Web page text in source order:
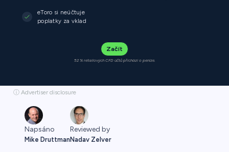
eToro si neúčtuje
poplatky za vklad
Začít
52 % retailových CFD účtů přichází o peníze.
ⓘ Advertiser disclosure
Napsáno
Mike Druttman
Reviewed by
Nadav Zelver